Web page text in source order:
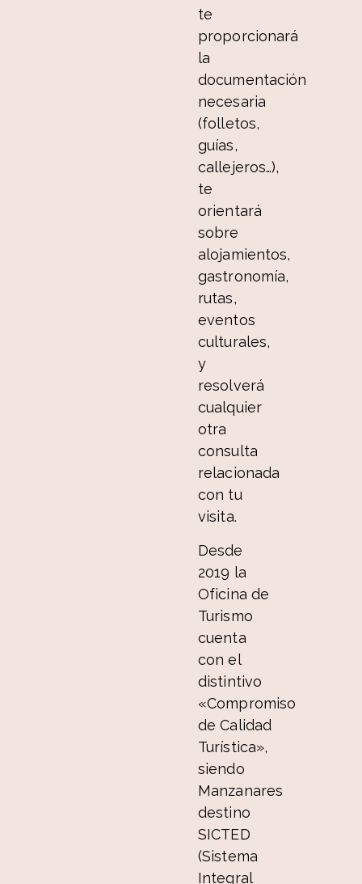
te
proporcionará
la
documentación
necesaria
(folletos,
guías,
callejeros…),
te
orientará
sobre
alojamientos,
gastronomía,
rutas,
eventos
culturales,
y
resolverá
cualquier
otra
consulta
relacionada
con tu
visita.
Desde
2019 la
Oficina de
Turismo
cuenta
con el
distintivo
«Compromiso
de Calidad
Turística»,
siendo
Manzanares
destino
SICTED
(Sistema
Integral